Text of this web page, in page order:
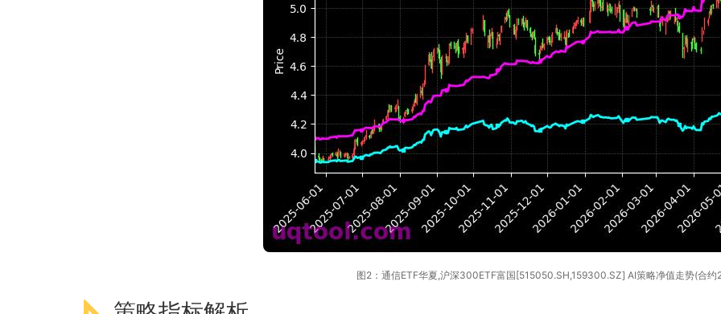
图2：通信ETF华夏,沪深300ETF富国[515050.SH,159300.SZ] AI策略净值走势(合约